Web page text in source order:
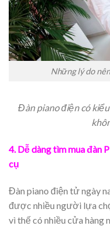
Những lý do
Đàn piano điện có
4. Dễ dàng tìm mua đàn
cụ
Đàn piano điện tử ngày
được nhiều người lựa
vì thế có nhiều cửa